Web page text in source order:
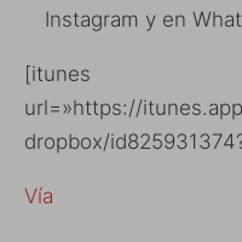
Instagram y en
[itunes
url=»https://
dropbox/
Vía